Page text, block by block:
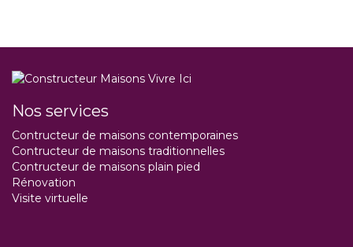
Nos services
Contructeur de maisons contemporaines
Contructeur de maisons traditionnelles
Contructeur de maisons plain pied
Rénovation
Visite virtuelle